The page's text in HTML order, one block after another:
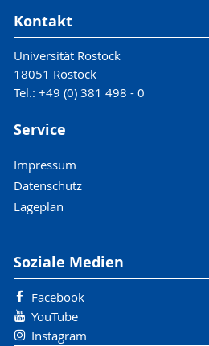
Kontakt
Universität Rostock
18051 Rostock
Tel.: +49 (0) 381 498 - 0
Service
Impressum
Datenschutz
Lageplan
Soziale Medien
Facebook
YouTube
Instagram